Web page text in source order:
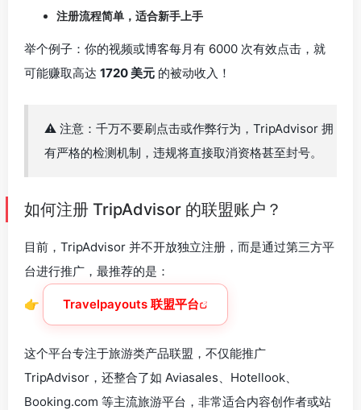
注册流程简单，适合新手上手
举个例子：你的视频或博客每月有 6000 次有效点击，就
可能赚取高达 1720 美元 的被动收入！
⚠️ 注意：千万不要刷点击或作弊行为，TripAdvisor 拥
有严格的检测机制，违规将直接取消资格甚至封号。
如何注册 TripAdvisor 的联盟账户？
目前，TripAdvisor 并不开放独立注册，而是通过第三方平
台进行推广，最推荐的是：
👉 Travelpayouts 联盟平台
这个平台专注于旅游类产品联盟，不仅能推广
TripAdvisor，还整合了如 Aviasales、Hotellook、
Booking.com 等主流旅游平台，非常适合内容创作者或站